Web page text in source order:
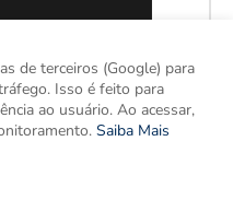
de terceiros (Google) para
Isso é feito para
ao usuário. Ao acessar,
Saiba Mais